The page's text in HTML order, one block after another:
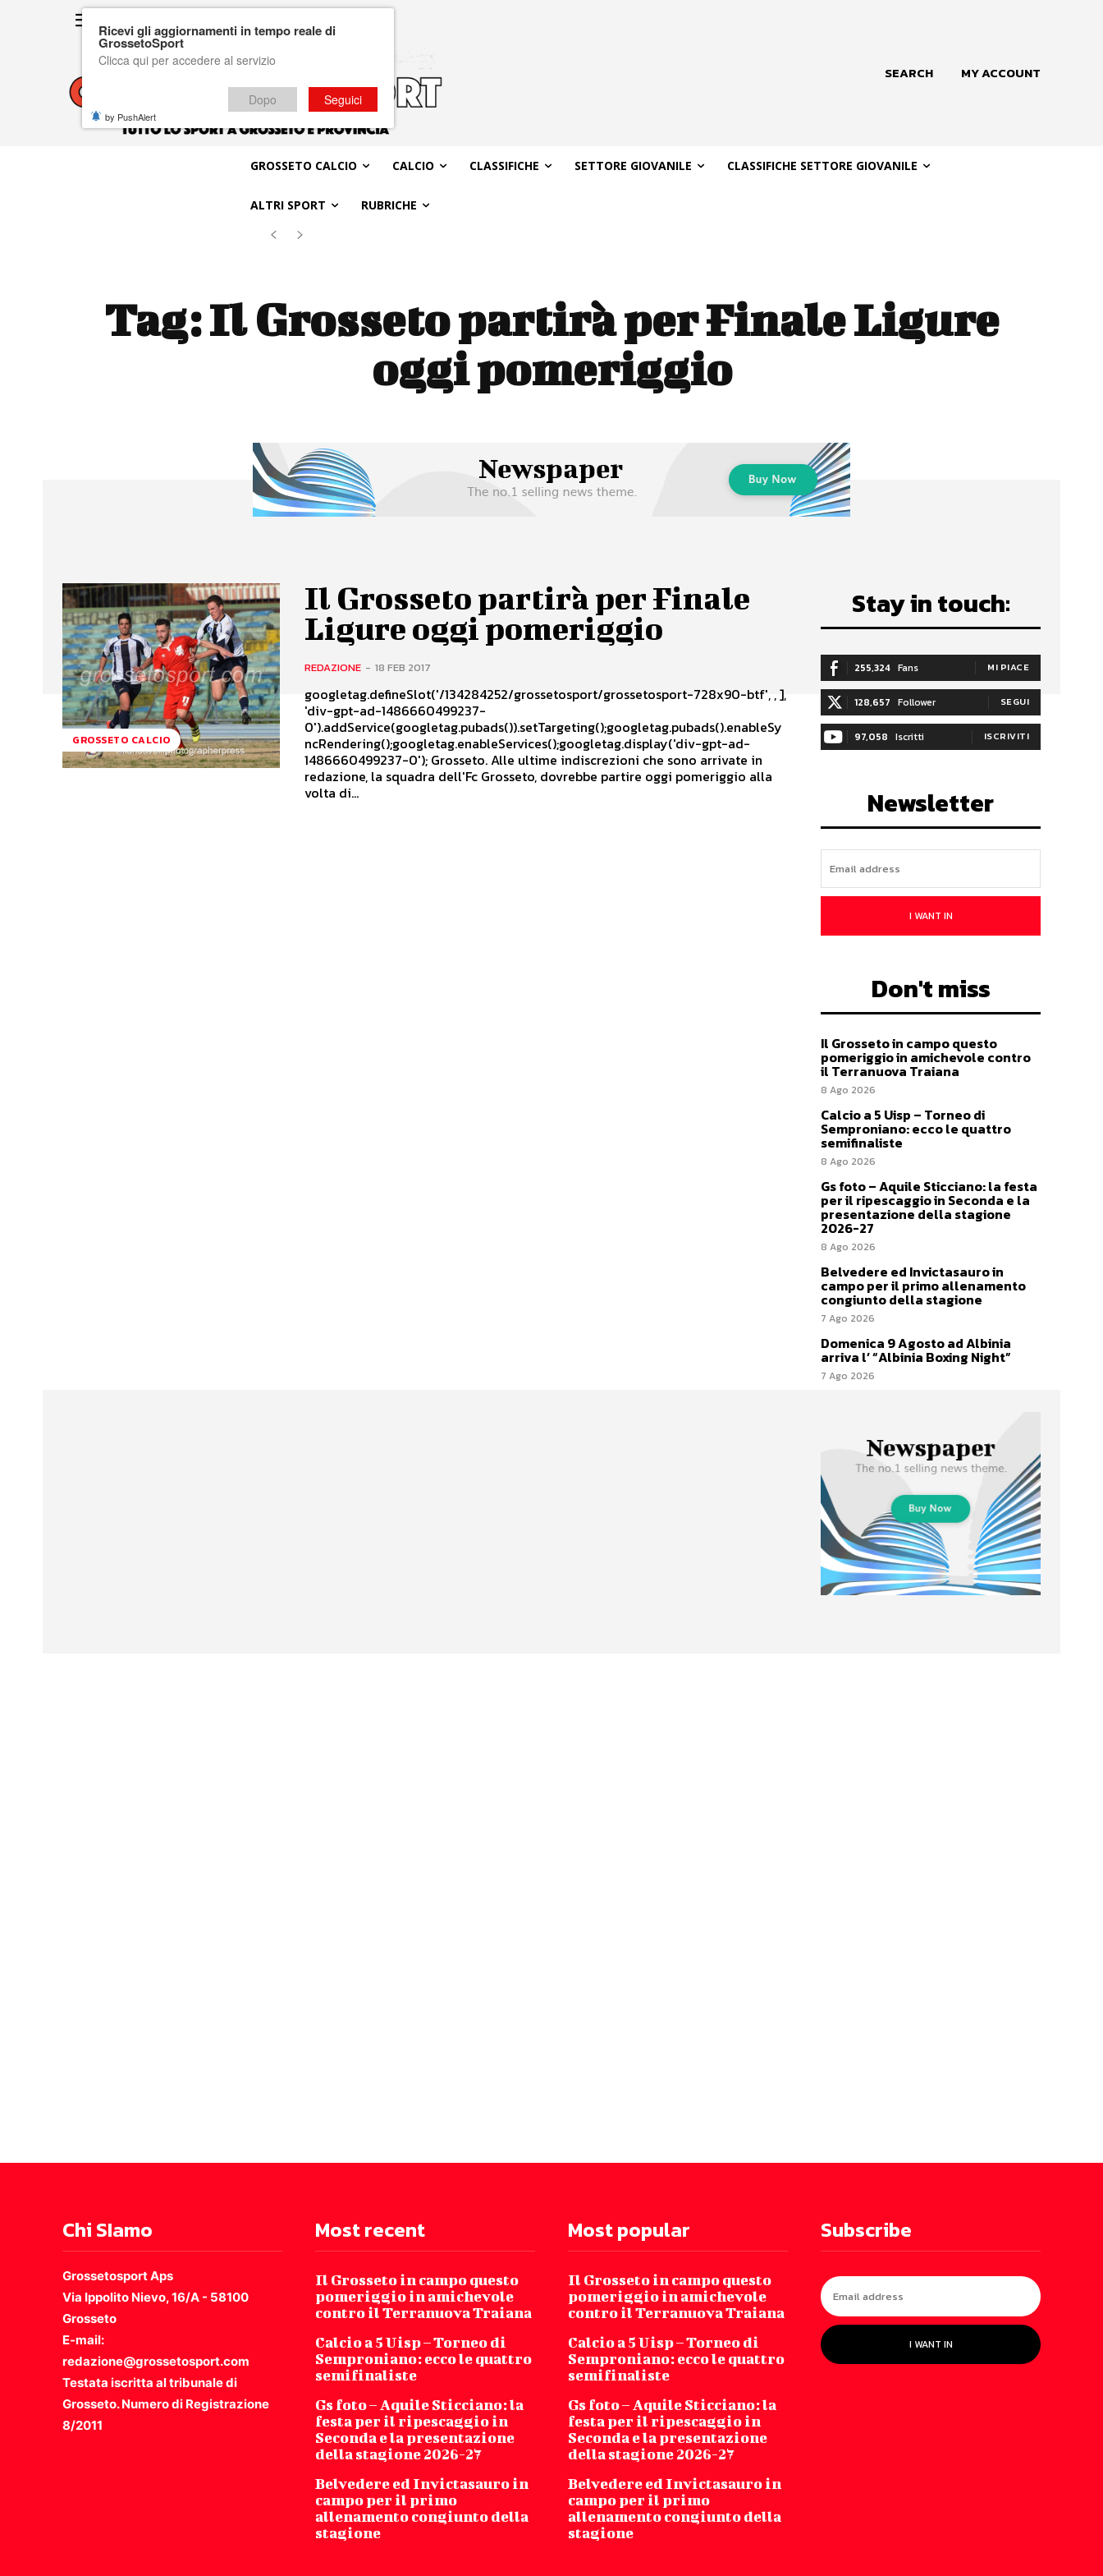
SEARCH MY ACCOUNT
GROSSETO CALCIO CALCIO CLASSIFICHE SETTORE GIOVANILE CLASSIFICHE SETTORE GIOVANILE
ALTRI SPORT RUBRICHE
Tag:Il Grosseto partirà per Finale Ligure
oggi pomeriggio
GROSSETO CALCIO
Il Grosseto partirà per Finale
Ligure oggi pomeriggio
REDAZIONE - 18 FEB 2017
googletag.defineSlot('/134284252/grossetosport/grossetosport-728x90-btf', , ],
'div-gpt-ad-1486660499237-
0').addService(googletag.pubads()).setTargeting();googletag.pubads().enableSy
ncRendering();googletag.enableServices();googletag.display('div-gpt-ad-
1486660499237-0'); Grosseto. Alle ultime indiscrezioni che sono arrivate in
redazione, la squadra dell'Fc Grosseto, dovrebbe partire oggi pomeriggio alla
volta di...
Stay in touch:
255,324 Fans MI PIACE
128,657 Follower SEGUI
97,058 Iscritti ISCRIVITI
Newsletter
I WANT IN
Don't miss
Il Grosseto in campo questo
pomeriggio in amichevole contro
il Terranuova Traiana
8 Ago 2026
Calcio a 5 Uisp – Torneo di
Semproniano: ecco le quattro
semifinaliste
8 Ago 2026
Gs foto – Aquile Sticciano: la festa
per il ripescaggio in Seconda e la
presentazione della stagione
2026-27
8 Ago 2026
Belvedere ed Invictasauro in
campo per il primo allenamento
congiunto della stagione
7 Ago 2026
Domenica 9 Agosto ad Albinia
arriva l’ “Albinia Boxing Night”
7 Ago 2026
Chi SIamo
Grossetosport Aps
Via Ippolito Nievo, 16/A - 58100
Grosseto
E-mail:
redazione@grossetosport.com
Testata iscritta al tribunale di
Grosseto. Numero di Registrazione
8/2011
Most recent
Il Grosseto in campo questo
pomeriggio in amichevole
contro il Terranuova Traiana
Calcio a 5 Uisp – Torneo di
Semproniano: ecco le quattro
semifinaliste
Gs foto – Aquile Sticciano: la
festa per il ripescaggio in
Seconda e la presentazione
della stagione 2026-27
Belvedere ed Invictasauro in
campo per il primo
allenamento congiunto della
stagione
Most popular
Il Grosseto in campo questo
pomeriggio in amichevole
contro il Terranuova Traiana
Calcio a 5 Uisp – Torneo di
Semproniano: ecco le quattro
semifinaliste
Gs foto – Aquile Sticciano: la
festa per il ripescaggio in
Seconda e la presentazione
della stagione 2026-27
Belvedere ed Invictasauro in
campo per il primo
allenamento congiunto della
stagione
Subscribe
I WANT IN
Ricevi gli aggiornamenti in tempo reale di
GrossetoSport
Clicca qui per accedere al servizio
Dopo Seguici
by PushAlert